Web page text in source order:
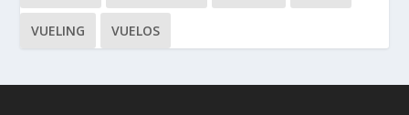
VUELING VUELOS